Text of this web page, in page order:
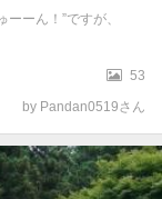
ーん！”ですが、
53
by Pandan0519さん